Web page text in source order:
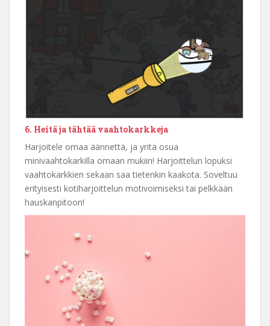
6. Heitä ja tähtää vaahtokarkkeja
Harjoitele omaa äännettä, ja yritä osua
minivaahtokarkilla omaan mukiin! Harjoittelun lopuksi
vaahtokarkkien sekaan saa tietenkin kaakota. Soveltuu
erityisesti kotiharjoittelun motivoimiseksi tai pelkkään
hauskanpitoon!